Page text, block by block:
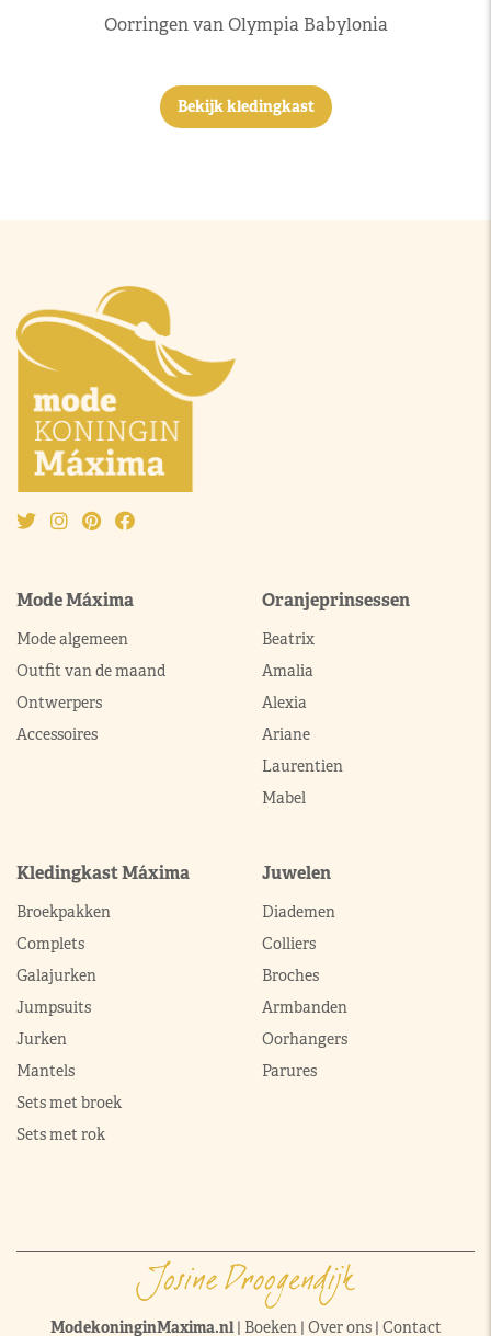
Oorringen van Olympia Babylonia
Bekijk kledingkast
Mode Máxima
Mode algemeen
Outfit van de maand
Ontwerpers
Accessoires
Oranjeprinsessen
Beatrix
Amalia
Alexia
Ariane
Laurentien
Mabel
Kledingkast Máxima
Broekpakken
Complets
Galajurken
Jumpsuits
Jurken
Mantels
Sets met broek
Sets met rok
Juwelen
Diademen
Colliers
Broches
Armbanden
Oorhangers
Parures
ModekoninginMaxima.nl| Boeken| Over ons| Contact